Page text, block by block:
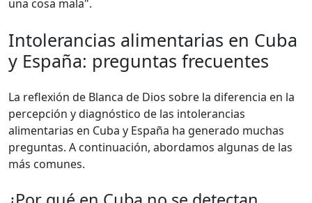
una cosa mala".
Intolerancias alimentarias en Cuba
y España: preguntas frecuentes
La reflexión de Blanca de Dios sobre la diferencia en la
percepción y diagnóstico de las intolerancias
alimentarias en Cuba y España ha generado muchas
preguntas. A continuación, abordamos algunas de las
más comunes.